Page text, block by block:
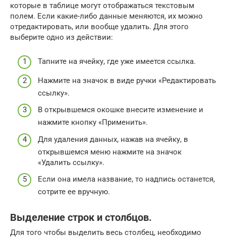
которые в таблице могут отображаться текстовым
полем. Если какие-либо данные меняются, их можно
отредактировать, или вообще удалить. Для этого
выберите одно из действии:
Тапните на ячейку, где уже имеется ссылка.
Нажмите на значок в виде ручки «Редактировать
ссылку».
В открывшемся окошке внесите изменение и
нажмите кнопку «Применить».
Для удаления данных, нажав на ячейку, в
открывшемся меню нажмите на значок
«Удалить ссылку».
Если она имела название, то надпись останется,
сотрите ее вручную.
Выделение строк и столбцов.
Для того чтобы выделить весь столбец, необходимо